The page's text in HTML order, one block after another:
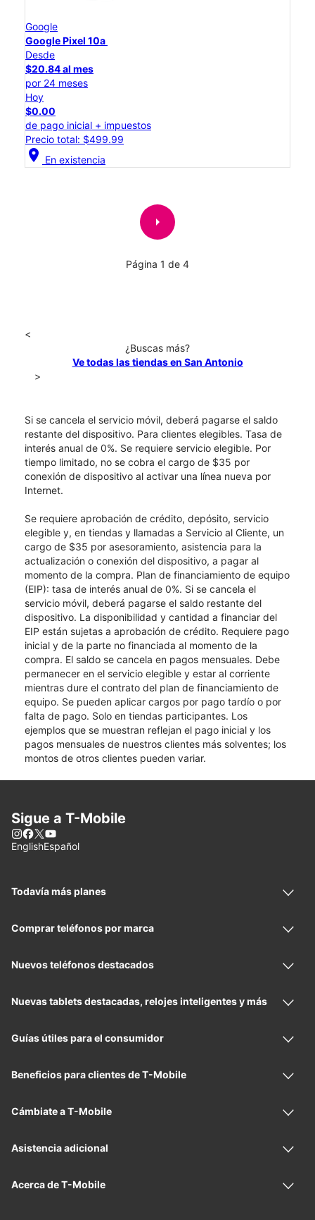
Google
Google Pixel 10a
Desde
$20.84 al mes
por 24 meses
Hoy
$0.00
de pago inicial + impuestos
Precio total: $499.99
location_on En existencia
arrow_right
Página 1 de 4
<
¿Buscas más?
Ve todas las tiendas en San Antonio
>
Si se cancela el servicio móvil, deberá pagarse el saldo
restante del dispositivo. Para clientes elegibles. Tasa de
interés anual de 0%. Se requiere servicio elegible. Por
tiempo limitado, no se cobra el cargo de $35 por
conexión de dispositivo al activar una línea nueva por
Internet.
Se requiere aprobación de crédito, depósito, servicio
elegible y, en tiendas y llamadas a Servicio al Cliente, un
cargo de $35 por asesoramiento, asistencia para la
actualización o conexión del dispositivo, a pagar al
momento de la compra. Plan de financiamiento de equipo
(EIP): tasa de interés anual de 0%. Si se cancela el
servicio móvil, deberá pagarse el saldo restante del
dispositivo. La disponibilidad y cantidad a financiar del
EIP están sujetas a aprobación de crédito. Requiere pago
inicial y de la parte no financiada al momento de la
compra. El saldo se cancela en pagos mensuales. Debe
permanecer en el servicio elegible y estar al corriente
mientras dure el contrato del plan de financiamiento de
equipo. Se pueden aplicar cargos por pago tardío o por
falta de pago. Solo en tiendas participantes. Los
ejemplos que se muestran reflejan el pago inicial y los
pagos mensuales de nuestros clientes más solventes; los
montos de otros clientes pueden variar.